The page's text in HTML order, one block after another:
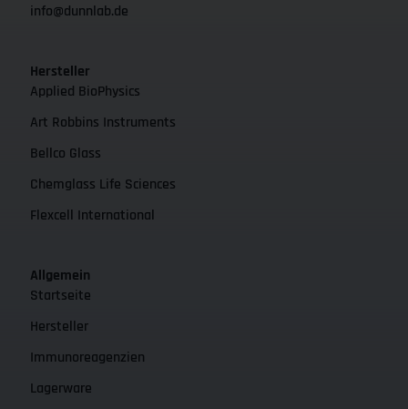
info@dunnlab.de
Hersteller
Applied BioPhysics
Art Robbins Instruments
Bellco Glass
Chemglass Life Sciences
Flexcell International
Allgemein
Startseite
Hersteller
Immunoreagenzien
Lagerware